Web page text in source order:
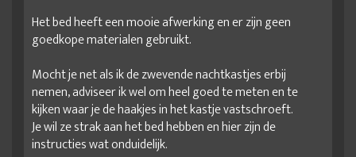
Het bed heeft een mooie afwerking en er zijn geen
goedkope materialen gebruikt.
Mocht je net als ik de zwevende nachtkastjes erbij
nemen, adviseer ik wel om heel goed te meten en te
kijken waar je de haakjes in het kastje vastschroeft.
Je wil ze strak aan het bed hebben en hier zijn de
instructies wat onduidelijk.